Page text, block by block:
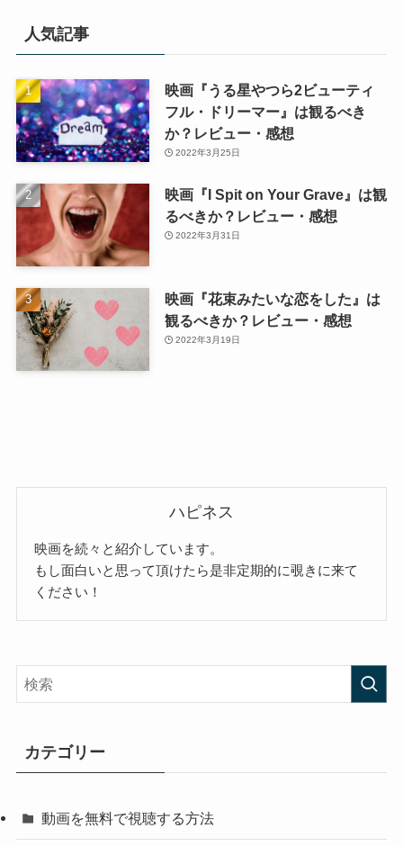
人気記事
映画『うる星やつら2ビューティ
フル・ドリーマー』は観るべき
か？レビュー・感想
2022年3月25日
映画『I Spit on Your Grave』は観
るべきか？レビュー・感想
2022年3月31日
映画『花束みたいな恋をした』は
観るべきか？レビュー・感想
2022年3月19日
ハピネス
映画を続々と紹介しています。
もし面白いと思って頂けたら是非定期的に覗きに来て
ください！
カテゴリー
動画を無料で視聴する方法